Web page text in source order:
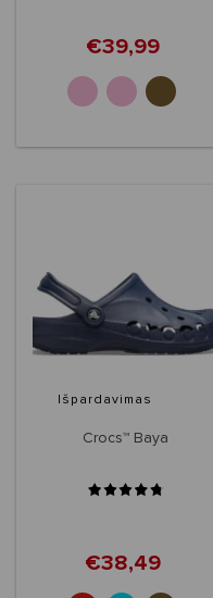
€39,99
Išpardavimas
Crocs™ Baya
€38,49